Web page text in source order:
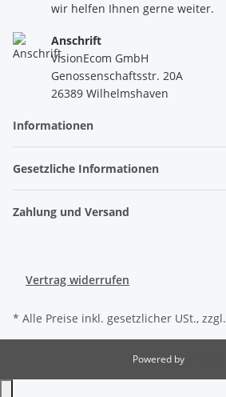
wir helfen Ihnen gerne weiter.
Anschrift
VisionEcom GmbH
Genossenschaftsstr. 20A
26389 Wilhelmshaven
Informationen
Gesetzliche Informationen
Zahlung und Versand
Vertrag widerrufen
* Alle Preise inkl. gesetzlicher USt., zzgl.
Powered by